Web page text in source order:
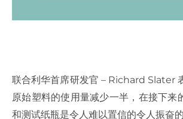
联合利华首席研发官 – Richard Slater
原始塑料的使用量减少一半，在接下
和测试纸瓶是令人难以置信的令人振奋